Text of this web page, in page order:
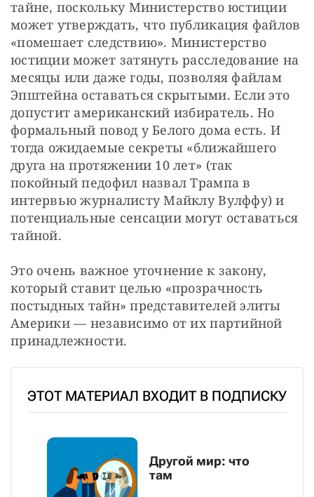
тайне, поскольку Министерство юстиции
может утверждать, что публикация файлов
«помешает следствию». Министерство
юстиции может затянуть расследование на
месяцы или даже годы, позволяя файлам
Эпштейна оставаться скрытыми. Если это
допустит американский избиратель. Но
формальный повод у Белого дома есть. И
тогда ожидаемые секреты «ближайшего
друга на протяжении 10 лет» (так
покойный педофил назвал Трампа в
интервью журналисту Майклу Вулффу) и
потенциальные сенсации могут оставаться
тайной.
Это очень важное уточнение к закону,
который ставит целью «прозрачность
постыдных тайн» представителей элиты
Америки — независимо от их партийной
принадлежности.
ЭТОТ МАТЕРИАЛ ВХОДИТ В ПОДПИСКУ
Другой мир: что
там